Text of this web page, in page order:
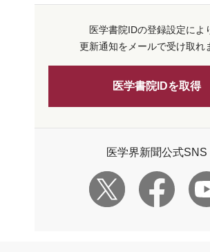
医学書院IDの登録設定によ
更新通知をメールで受け取れ
医学書院IDを取得
医学界新聞公式SNS